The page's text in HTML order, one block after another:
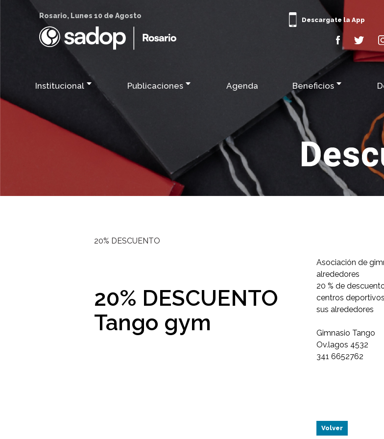
Rosario, Lunes 10 de Agosto
Descargate la App
Institucional Publicaciones Agenda Beneficios
20% DESCUENTO
20% DESCUENTO
Tango gym
Asociación de
alrededores
20 % de
centros
sus alrededores
Gimnasio Tango
Ov.lagos 4532
341 6652762
Volver